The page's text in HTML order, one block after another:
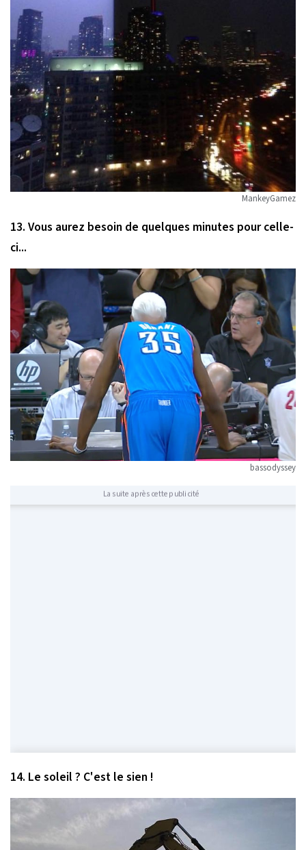
MankeyGamez
13. Vous aurez besoin de quelques minutes pour celle-
ci...
bassodyssey
La suite après cette publicité
14. Le soleil ? C'est le sien !